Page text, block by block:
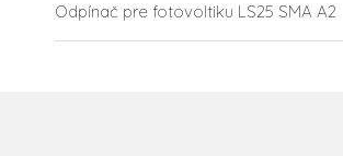
Odpínač pre fotovoltiku LS25 SMA A2